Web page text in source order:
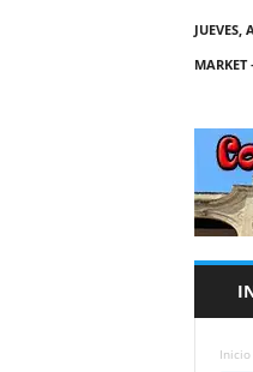
JUEVES,
MARKET
C
A
S
Inicio